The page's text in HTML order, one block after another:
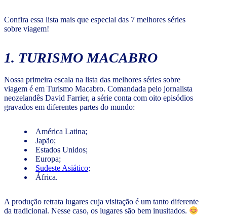
Confira essa lista mais que especial das 7 melhores séries
sobre viagem!
1. TURISMO MACABRO
Nossa primeira escala na lista das melhores séries sobre
viagem é em Turismo Macabro. Comandada pelo jornalista
neozelandês David Farrier, a série conta com oito episódios
gravados em diferentes partes do mundo:
América Latina;
Japão;
Estados Unidos;
Europa;
Sudeste Asiático;
África.
A produção retrata lugares cuja visitação é um tanto diferente
da tradicional. Nesse caso, os lugares são bem inusitados.